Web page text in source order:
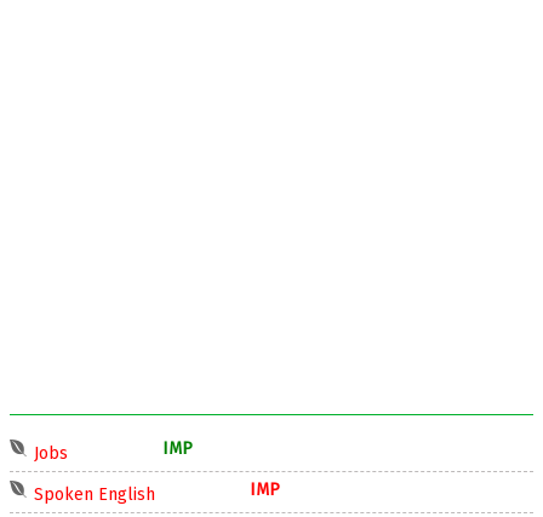
Jobs IMP
Spoken English IMP